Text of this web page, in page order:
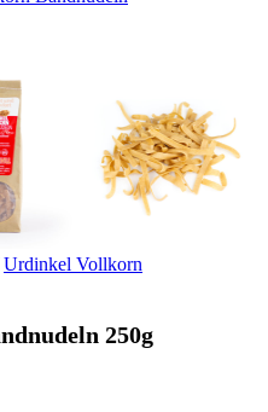
Urdinkel Vollkorn
250g